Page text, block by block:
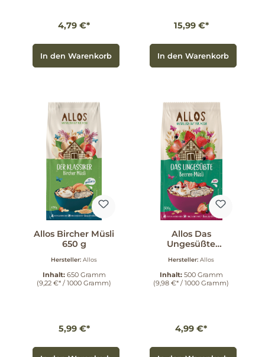
4,79 €*
In den Warenkorb
15,99 €*
In den Warenkorb
Allos Bircher Müsli
650 g
Hersteller: Allos
Inhalt: 650 Gramm
(9,22 €* / 1000 Gramm)
5,99 €*
Allos Das
Ungesüßte
g
Hersteller: Allos
Inhalt: 500 Gramm
(9,98 €* / 1000 Gramm)
4,99 €*